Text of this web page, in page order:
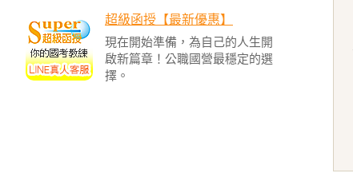
超級函授【最新優惠】
現在開始準備，為自己的人生開
啟新篇章！公職國營最穩定的選
擇。